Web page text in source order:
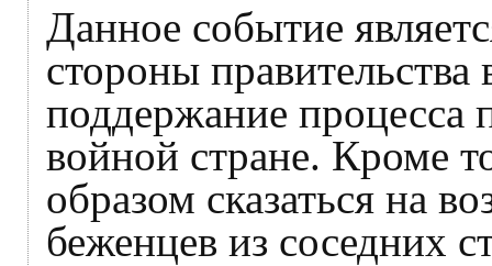
Данное событие
стороны
поддержание процесса
войной стране. Кроме
образом сказаться на
беженцев из соседних